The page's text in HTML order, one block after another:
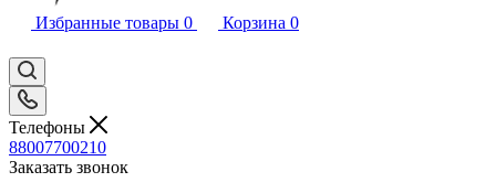
Избранные товары 0 Корзина 0
Телефоны
88007700210
Заказать звонок